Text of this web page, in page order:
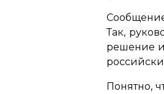
Так,
решение и
Понятно,